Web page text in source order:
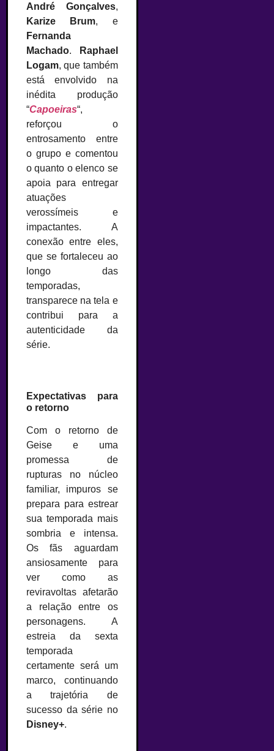
André Gonçalves,
Karize Brum, e
Fernanda
Machado.
Raphael
Logam, que também
está envolvido na
inédita produção
“Capoeiras“,
reforçou o
entrosamento entre
o grupo e comentou
o quanto o elenco se
apoia para entregar
atuações
verossímeis e
impactantes. A
conexão entre eles,
que se fortaleceu ao
longo das
temporadas,
transparece na tela e
contribui para a
autenticidade da
série.
Expectativas para
o retorno
Com o retorno de
Geise e uma
promessa de
rupturas no núcleo
familiar, impuros se
prepara para estrear
sua temporada mais
sombria e intensa.
Os fãs aguardam
ansiosamente para
ver como as
reviravoltas afetarão
a relação entre os
personagens. A
estreia da sexta
temporada
certamente será um
marco, continuando
a trajetória de
sucesso da série no
Disney+.